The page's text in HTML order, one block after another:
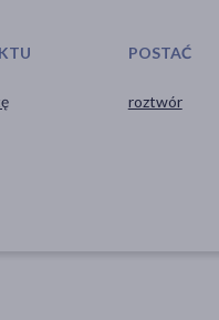
POSTAĆ
roztwór